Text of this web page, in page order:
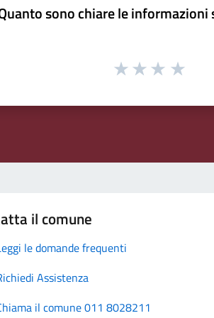
sono chiare le informazioni
il comune
le domande frequenti
Assistenza
il comune 011 8028211